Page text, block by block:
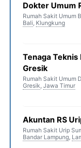
Dokter Umum
Rumah Sakit Umum
Bali, Klungkung
Tenaga Teknis
Gresik
Rumah Sakit Umum
Gresik, Jawa Timur
Akuntan RS
Rumah Sakit Urip
Bandar Lampung,